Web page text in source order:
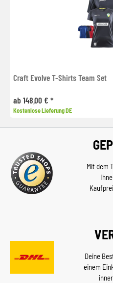
Craft Evolve T-Shirts Team Set
ab 148,00 € *
Kostenlose Lieferung DE
Mit dem
Deine
einem